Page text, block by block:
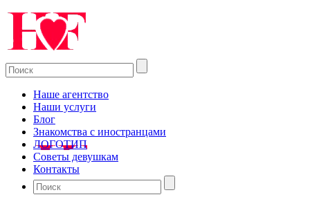
Наше агентство
Наши услуги
Блог
Знакомства с иностранцами
ЛОГОТИП
Советы девушкам
Контакты